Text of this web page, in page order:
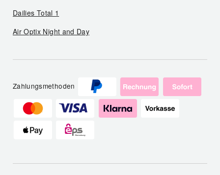
Dailies Total 1
Air Optix Night and Day
Zahlungsmethoden